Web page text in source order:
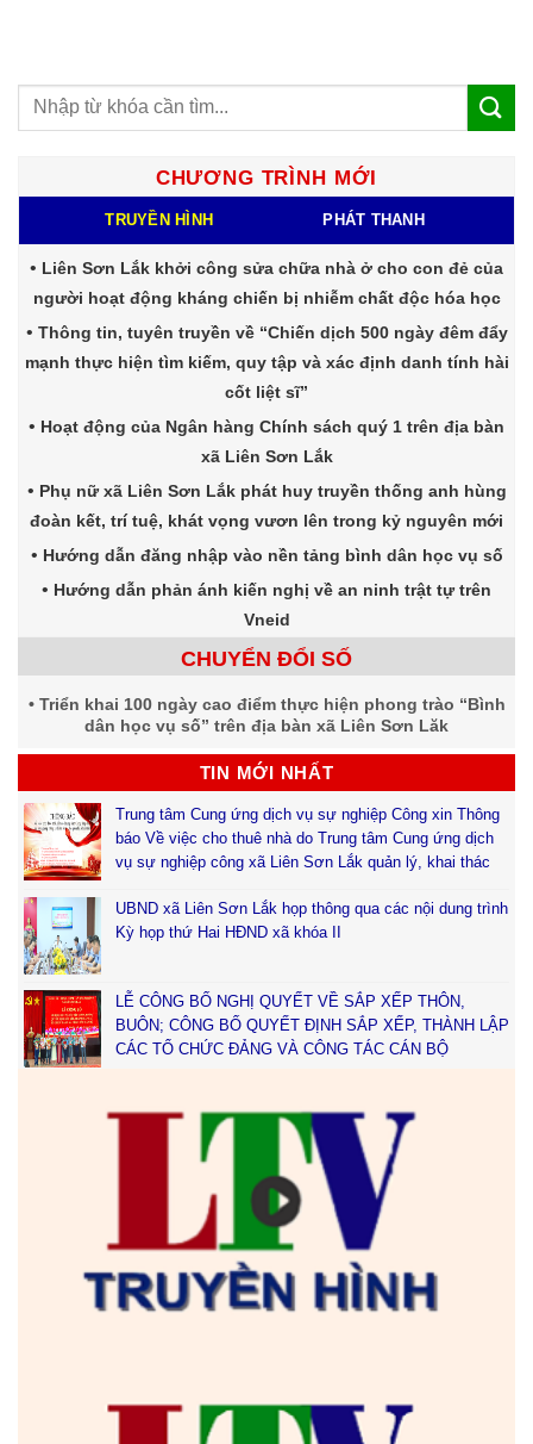
CHƯƠNG TRÌNH MỚI
TRUYỀN HÌNH PHÁT THANH
Liên Sơn Lắk khởi công sửa chữa nhà ở cho con đẻ của
người hoạt động kháng chiến bị nhiễm chất độc hóa học
Thông tin, tuyên truyền về “Chiến dịch 500 ngày đêm đẩy
mạnh thực hiện tìm kiếm, quy tập và xác định danh tính hài
cốt liệt sĩ”
Hoạt động của Ngân hàng Chính sách quý 1 trên địa bàn
xã Liên Sơn Lắk
Phụ nữ xã Liên Sơn Lắk phát huy truyền thống anh hùng
đoàn kết, trí tuệ, khát vọng vươn lên trong kỷ nguyên mới
Hướng dẫn đăng nhập vào nền tảng bình dân học vụ số
Hướng dẫn phản ánh kiến nghị về an ninh trật tự trên
Vneid
CHUYỂN ĐỔI SỐ
Triển khai 100 ngày cao điểm thực hiện phong trào “Bình
dân học vụ số” trên địa bàn xã Liên Sơn Lăk
TIN MỚI NHẤT
Trung tâm Cung ứng dịch vụ sự nghiệp Công xin Thông
báo Về việc cho thuê nhà do Trung tâm Cung ứng dịch
vụ sự nghiệp công xã Liên Sơn Lắk quản lý, khai thác
UBND xã Liên Sơn Lắk họp thông qua các nội dung trình
Kỳ họp thứ Hai HĐND xã khóa II
LỄ CÔNG BỐ NGHỊ QUYẾT VỀ SẮP XẾP THÔN,
BUÔN; CÔNG BỐ QUYẾT ĐỊNH SẮP XẾP, THÀNH LẬP
CÁC TỔ CHỨC ĐẢNG VÀ CÔNG TÁC CÁN BỘ